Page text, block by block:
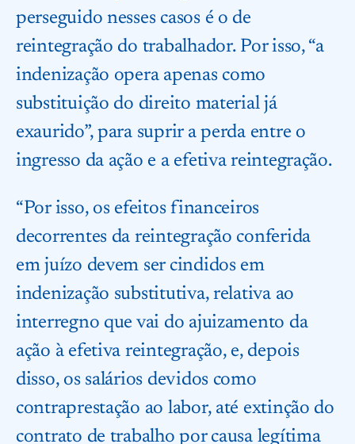
perseguido nesses casos é o de
reintegração do trabalhador. Por isso, “a
indenização opera apenas como
substituição do direito material já
exaurido”, para suprir a perda entre o
ingresso da ação e a efetiva reintegração.
“Por isso, os efeitos financeiros
decorrentes da reintegração conferida
em juízo devem ser cindidos em
indenização substitutiva, relativa ao
interregno que vai do ajuizamento da
ação à efetiva reintegração, e, depois
disso, os salários devidos como
contraprestação ao labor, até extinção do
contrato de trabalho por causa legítima